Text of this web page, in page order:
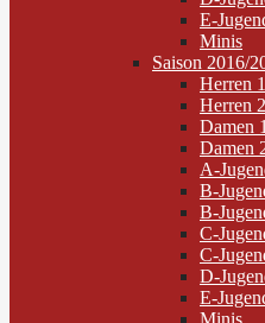
E-
Minis
Saison 2016/
Herren 1
Herren 2
Damen 1
Damen
A-
B-
B-
C-
C-
D-
E-
Minis